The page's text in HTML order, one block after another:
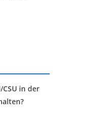
in der